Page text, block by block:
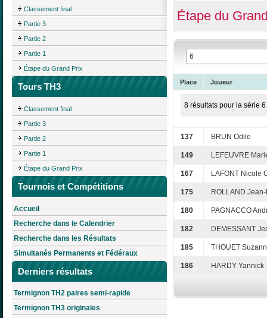
Classement final
Partie 3
Partie 2
Partie 1
Étape du Grand Prix
Tours TH3
Classement final
Partie 3
Partie 2
Partie 1
Étape du Grand Prix
Tournois et Compétitions
Accueil
Recherche dans le Calendrier
Recherche dans les Résultats
Simultanés Permanents et Fédéraux
Derniers résultats
Termignon TH2 paires semi-rapide
Termignon TH3 originales
Étape du
Place Joueur
8 résultats pour la série 6
137 BRUN Odile
149 LEFEUVRE
167 LAFONT Nicole
175 ROLLAND
180 PAGNACCO
182 DEMESSANT
185 THOUET
186 HARDY Yannick